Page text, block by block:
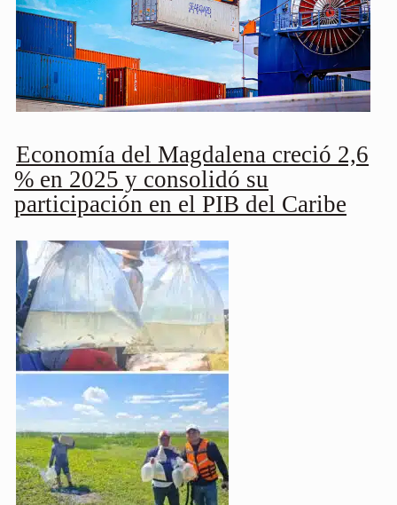
Economía del Magdalena creció 2,6
% en 2025 y consolidó su
participación en el PIB del Caribe